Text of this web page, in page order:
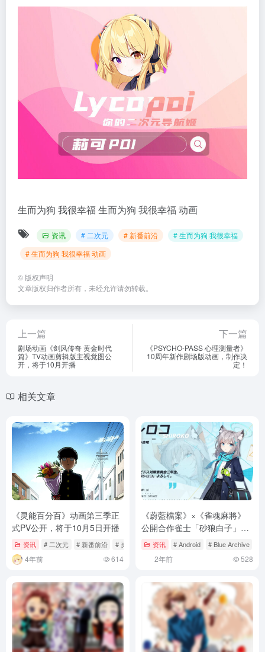
生而为狗 我很幸福 生而为狗 我很幸福 动画
资讯 # 二次元 # 新番前沿
# 生而为狗 我很幸福
# 生而为狗 我很幸福 动画
© 版权声明
文章版权归作者所有，未经允许请勿转载。
上一篇
剧场动画《剑风传奇 黄金时代
篇》TV动画剪辑版主视觉图公
开，将于10月开播
下一篇
《PSYCHO-PASS 心理测量者》
10周年新作剧场版动画，制作决
定！
相关文章
《灵能百分百》动画第三季正
式PV公开，将于10月5日开播
资讯 # 二次元 # 新番前沿 # 灵能百分百
4年前 614
《蔚藍檔案》×《雀魂麻將》
公開合作雀士「砂狼白子」！
4月16日將實施聯動前夜祭直
播！
资讯 # Android # Blue Archive
2年前 528